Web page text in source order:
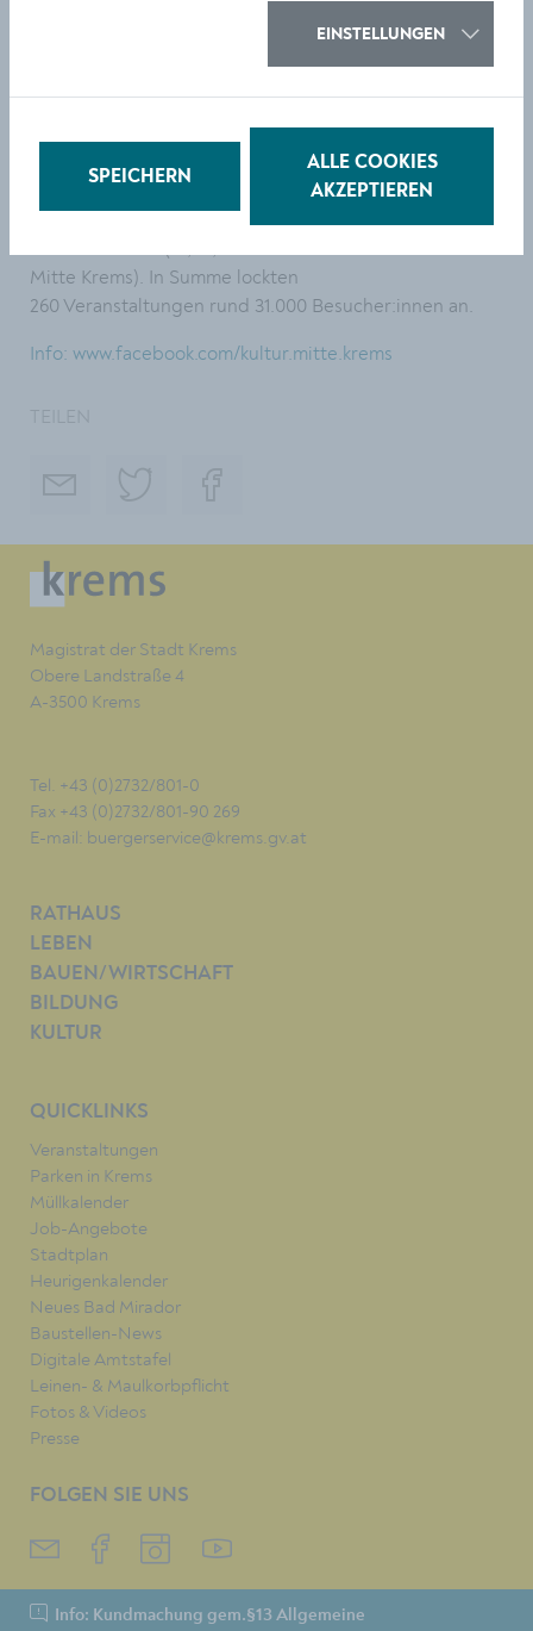
mit Kindern, 30 Malkurse für Erwachsene, drei
Kunsthandwerksausstellungen mit neun Künstler:innen,
sieben Atelierbesuche, zwei Kabarett-Veranstaltungen,
zwei Puppentheater, zwei Diavorträge und vier
Jubiläumsfeste (10, 15, 20 und 25 Jahre Galerie Kultur
Mitte Krems). In Summe lockten
260 Veranstaltungen rund 31.000 Besucher:innen an.
Info: www.facebook.com/kultur.mitte.krems
Magistrat der Stadt Krems
Obere Landstraße 4
A-3500 Krems
Tel. +43 (0)2732/801-0
Fax +43 (0)2732/801-90 269
E-mail: buergerservice@krems.gv.at
RATHAUS
LEBEN
BAUEN/WIRTSCHAFT
BILDUNG
KULTUR
QUICKLINKS
Veranstaltungen
Parken in Krems
Müllkalender
Job-Angebote
Stadtplan
Heurigenkalender
Neues Bad Mirador
Baustellen-News
Digitale Amtstafel
Leinen- & Maulkorbpflicht
Fotos & Videos
Presse
FOLGEN SIE UNS
Info: Kundmachung gem.§13 Allgemeine
EINSTELLUNGEN
SPEICHERN
ALLE COOKIES
AKZEPTIEREN